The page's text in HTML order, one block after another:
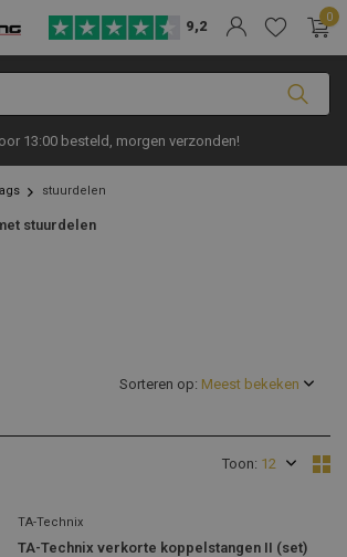
9,2
0
13:00 besteld, morgen verzonden!
stuurdelen
stuurdelen
Toon:
Sorteren op:
TA-Technix
TA-Technix verkorte koppelstangen II (set)